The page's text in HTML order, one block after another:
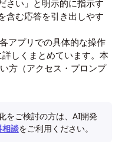
さい」と明示的に指示す
含む応答を引き出しやす
アプリでの具体的な操作
詳しくまとめています。本
方（アクセス・プロンプ
をご検討の方は、AI開発
相談をご利用ください。